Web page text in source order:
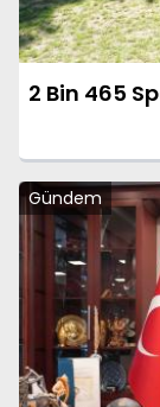
2 Bin 465
Gündem